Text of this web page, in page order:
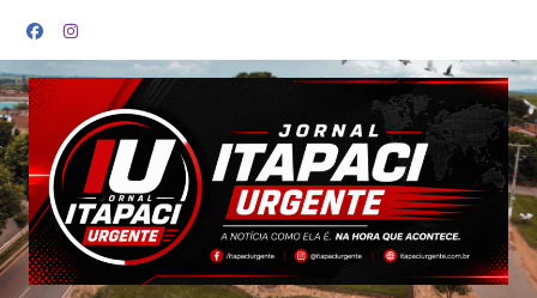
para
o
conteúdo